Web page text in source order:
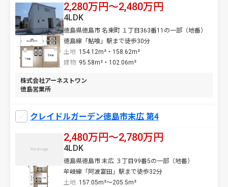
2,280万円〜2,480万円
徳島県徳島市 名東町 １丁目363番11の一部（地番）
徳島線「鮎喰」駅まで徒歩30分
土地 154.12m²・158.62m²
4LDK
建物 95.58m²・102.06m²
株式会社アーネストワン
徳島営業所
クレイドルガーデン徳島市末広 第4
2,480万円〜2,780万円
徳島県徳島市 末広 ３丁目99番5の一部（地番）
牟岐線「阿波富田」駅まで徒歩32分
土地 157.05m²～205.5m²
4LDK